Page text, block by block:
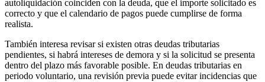
autoliquidación coinciden con la deuda, que el importe solicitado es
correcto y que el calendario de pagos puede cumplirse de forma
realista.
También interesa revisar si existen otras deudas tributarias
pendientes, si habrá intereses de demora y si la solicitud se presenta
dentro del plazo más favorable posible. En deudas tributarias en
periodo voluntario, una revisión previa puede evitar incidencias que